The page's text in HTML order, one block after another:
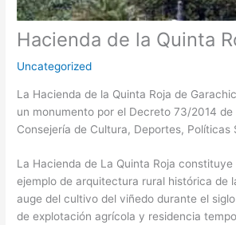
Hacienda de la Quinta
Uncategorized
La Hacienda de la Quinta Roja de
un monumento por el Decreto 73/2014 de
Consejería de Cultura, Deportes, Políticas
La Hacienda de La Quinta Roja
ejemplo de arquitectura rural histórica de
auge del cultivo del viñedo durante el
de explotación agrícola y residencia